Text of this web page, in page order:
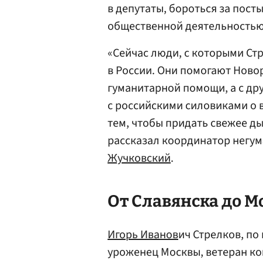
в депутаты, бороться за
общественной
«Сейчас люди, с которыми
в России. Они помогают
гуманитарной помощи, а с
с российскими силовиками о
тем, чтобы придать свежее
рассказал координатор
Жучковский.
От Славянска до
Игорь Иванович Стрелков,
уроженец Москвы, ветеран